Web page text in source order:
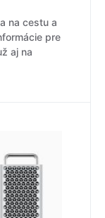
na cestu a
pre
aj na